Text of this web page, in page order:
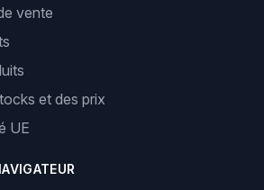
vente
et des prix
UE